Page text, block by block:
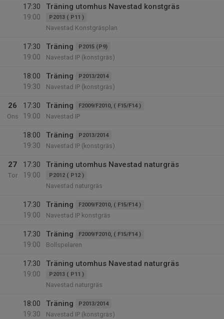
17:30
19:00
Träning utomhus Navestad konstgräs
P2013 ( P11 )
Navestad Konstgräsplan
17:30
19:00
Träning P2015 (P9)
Navestad IP (konstgräs)
18:00
19:30
Träning P2013/2014
Navestad IP (konstgräs)
26
Ons
17:30
19:00
Träning F2009/F2010, ( F15/F14 )
Navestad IP
18:00
19:30
Träning P2013/2014
Navestad IP (konstgräs)
27
Tor
17:30
19:00
Träning utomhus Navestad naturgräs
P2012 ( P12 )
Navestad naturgräs
17:30
19:00
Träning F2009/F2010, ( F15/F14 )
Navestad IP konstgräs
17:30
19:00
Träning F2009/F2010, ( F15/F14 )
Bollspelaren
17:30
19:00
Träning utomhus Navestad naturgräs
P2013 ( P11 )
Navestad naturgräs
18:00
19:30
Träning P2013/2014
Navestad IP (konstgräs)